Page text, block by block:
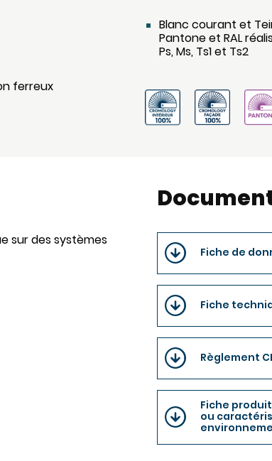
ferreux
Blanc courant et
Pantone et RAL
Ps, Ms, Ts1 et Ts2
sur des systèmes
Fiche de
Fiche
Règlement
Fiche
ou